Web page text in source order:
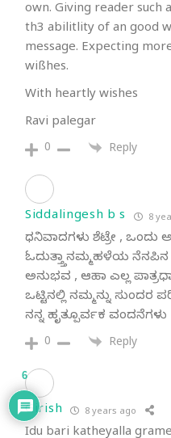
own. Giving reader such
th3 abilitlity of an good
message. Expecting
wißhes.
With heartly wishes
Ravi palegar
0 Reply
Siddalingesh b s 8
ಧನಿವಾದಗಳು ಶೆಟ್ರೇ , ಒಂದು
ಓದುತ್ತ್ತಾನಮ್ಮಹಳೆಯ
ಅನುಭವ , ಆಹಾ ಎಲ್ಲ
ಒಟ್ಟಿನಲ್ಲಿ ನಮ್ಮನ್ನು ಸುಂದರ
ನನ್ನ ಹೃತ್ಪೂರ್ವಕ ವಂದನೆಗಳು
0 Reply
Girish 8 years ago
Idu bari katheyalla
6